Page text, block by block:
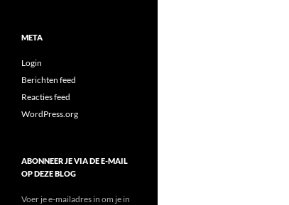
META
Login
Berichten feed
Reacties feed
WordPress.org
ABONNEER JE VIA DE E-MAIL
OP DEZE BLOG
Voer je e-mailadres in om je in